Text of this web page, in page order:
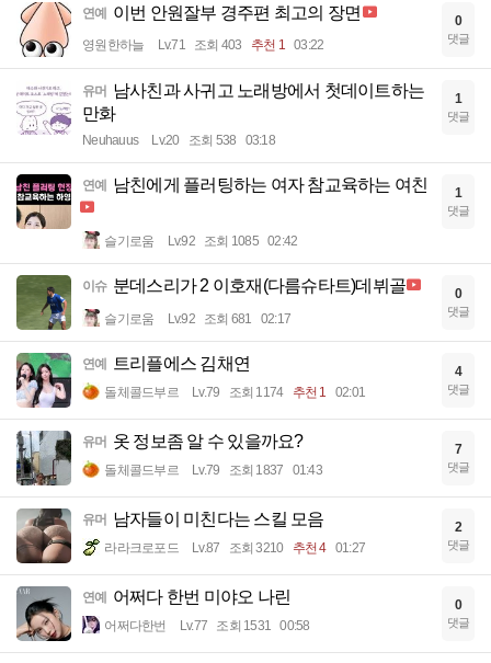
연예 이번 안원잘부 경주편 최고의 장면
영원한하늘 Lv.71 조회 403 추천 1 03:22
0
댓글
유머 남사친과 사귀고 노래방에서 첫데이트하는
만화
Neuhauus Lv.20 조회 538 03:18
1
댓글
연예 남친에게 플러팅하는 여자 참교육하는 여친
슬기로움 Lv.92 조회 1085 02:42
1
댓글
이슈 분데스리가 2 이호재(다름슈타트)데뷔골
슬기로움 Lv.92 조회 681 02:17
0
댓글
연예 트리플에스 김채연
돌체콜드부르 Lv.79 조회 1174 추천 1 02:01
4
댓글
유머 옷 정보좀 알 수 있을까요?
돌체콜드부르 Lv.79 조회 1837 01:43
7
댓글
유머 남자들이 미친다는 스킬 모음
라라크로포드 Lv.87 조회 3210 추천 4 01:27
2
댓글
연예 어쩌다 한번 미야오 나린
어쩌다한번 Lv.77 조회 1531 00:58
0
댓글